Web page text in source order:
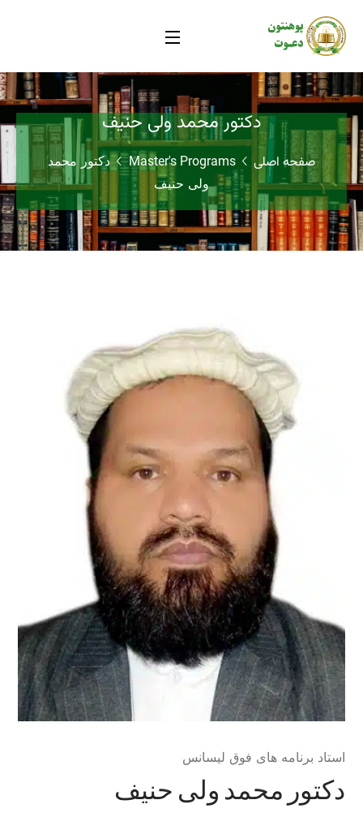
دکتور محمد ولی حنیف
صفحه اصلی Master's Programs
دکتور محمد
ولی حنیف
استاد برنامه های فوق لیسانس
دکتور محمد ولی حنیف